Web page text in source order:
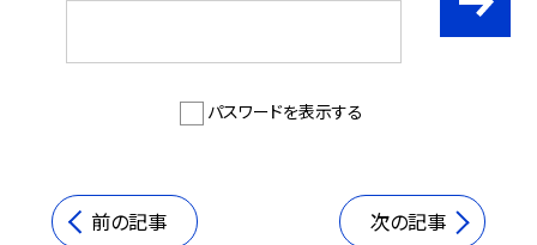
パスワードを表示する
前の記事 次の記事